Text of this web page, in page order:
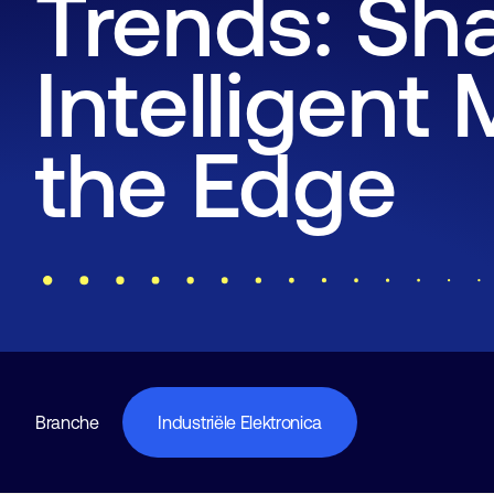
Trends:
Intelligent
the Edge
Branche Industriële Elektronica